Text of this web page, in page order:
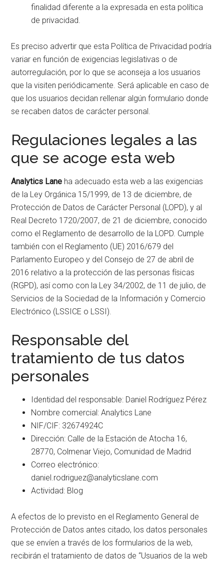
finalidad diferente a la expresada en esta política
de privacidad.
Es preciso advertir que esta Política de Privacidad podría
variar en función de exigencias legislativas o de
autorregulación, por lo que se aconseja a los usuarios
que la visiten periódicamente. Será aplicable en caso de
que los usuarios decidan rellenar algún formulario donde
se recaben datos de carácter personal.
Regulaciones legales a las
que se acoge esta web
Analytics Lane ha adecuado esta web a las exigencias
de la Ley Orgánica 15/1999, de 13 de diciembre, de
Protección de Datos de Carácter Personal (LOPD), y al
Real Decreto 1720/2007, de 21 de diciembre, conocido
como el Reglamento de desarrollo de la LOPD. Cumple
también con el Reglamento (UE) 2016/679 del
Parlamento Europeo y del Consejo de 27 de abril de
2016 relativo a la protección de las personas físicas
(RGPD), así como con la Ley 34/2002, de 11 de julio, de
Servicios de la Sociedad de la Información y Comercio
Electrónico (LSSICE o LSSI).
Responsable del
tratamiento de tus datos
personales
Identidad del responsable: Daniel Rodríguez Pérez
Nombre comercial: Analytics Lane
NIF/CIF: 32674924C
Dirección: Calle de la Estación de Atocha 16,
28770, Colmenar Viejo, Comunidad de Madrid
Correo electrónico:
daniel.rodriguez@analyticslane.com
Actividad: Blog
A efectos de lo previsto en el Reglamento General de
Protección de Datos antes citado, los datos personales
que se envíen a través de los formularios de la web,
recibirán el tratamiento de datos de “Usuarios de la web